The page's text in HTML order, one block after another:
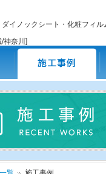
イノックシート・化粧フィ
神奈川]
施工事例